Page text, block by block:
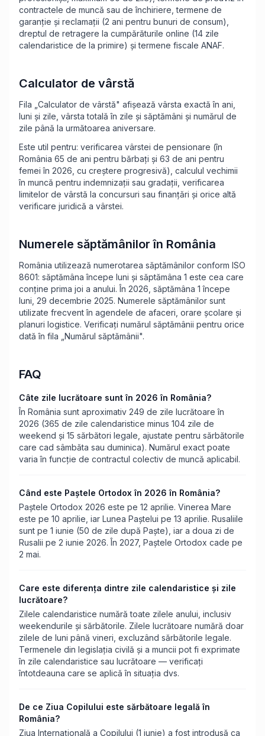
contractele de muncă sau de închiriere, termene de
garanție și reclamații (2 ani pentru bunuri de consum),
dreptul de retragere la cumpărăturile online (14 zile
calendaristice de la primire) și termene fiscale ANAF.
Calculator de vârstă
Fila „Calculator de vârstă" afișează vârsta exactă în ani,
luni și zile, vârsta totală în zile și săptămâni și numărul de
zile până la următoarea aniversare.
Este util pentru: verificarea vârstei de pensionare (în
România 65 de ani pentru bărbați și 63 de ani pentru
femei în 2026, cu creștere progresivă), calculul vechimii
în muncă pentru indemnizații sau gradații, verificarea
limitelor de vârstă la concursuri sau finanțări și orice altă
verificare juridică a vârstei.
Numerele săptămânilor în România
România utilizează numerotarea săptămânilor conform ISO
8601: săptămâna începe luni și săptămâna 1 este cea care
conține prima joi a anului. În 2026, săptămâna 1 începe
luni, 29 decembrie 2025. Numerele săptămânilor sunt
utilizate frecvent în agendele de afaceri, orare școlare și
planuri logistice. Verificați numărul săptămânii pentru orice
dată în fila „Numărul săptămânii".
FAQ
Câte zile lucrătoare sunt în 2026 în România?
În România sunt aproximativ 249 de zile lucrătoare în
2026 (365 de zile calendaristice minus 104 zile de
weekend și 15 sărbători legale, ajustate pentru sărbătorile
care cad sâmbăta sau duminica). Numărul exact poate
varia în funcție de contractul colectiv de muncă aplicabil.
Când este Paștele Ortodox în 2026 în România?
Paștele Ortodox 2026 este pe 12 aprilie. Vinerea Mare
este pe 10 aprilie, iar Lunea Paștelui pe 13 aprilie. Rusaliile
sunt pe 1 iunie (50 de zile după Paște), iar a doua zi de
Rusalii pe 2 iunie 2026. În 2027, Paștele Ortodox cade pe
2 mai.
Care este diferența dintre zile calendaristice și zile
lucrătoare?
Zilele calendaristice numără toate zilele anului, inclusiv
weekendurile și sărbătorile. Zilele lucrătoare numără doar
zilele de luni până vineri, excluzând sărbătorile legale.
Termenele din legislația civilă și a muncii pot fi exprimate
în zile calendaristice sau lucrătoare — verificați
întotdeauna care se aplică în situația dvs.
De ce Ziua Copilului este sărbătoare legală în
România?
Ziua Internațională a Copilului (1 iunie) a fost introdusă ca